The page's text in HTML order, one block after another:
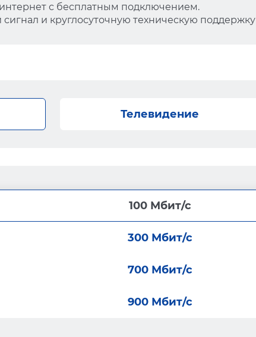
с бесплатным подключением.
и круглосуточную техническую поддержку
Телевидение
100 Мбит/с
300 Мбит/с
700 Мбит/с
900 Мбит/с